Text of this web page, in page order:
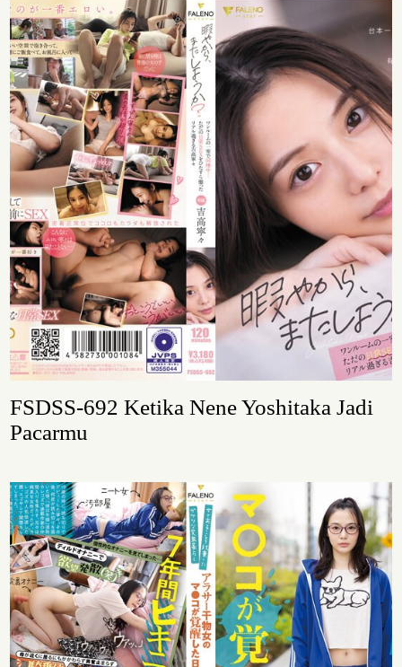
FSDSS-692 Ketika Nene Yoshitaka Jadi
Pacarmu